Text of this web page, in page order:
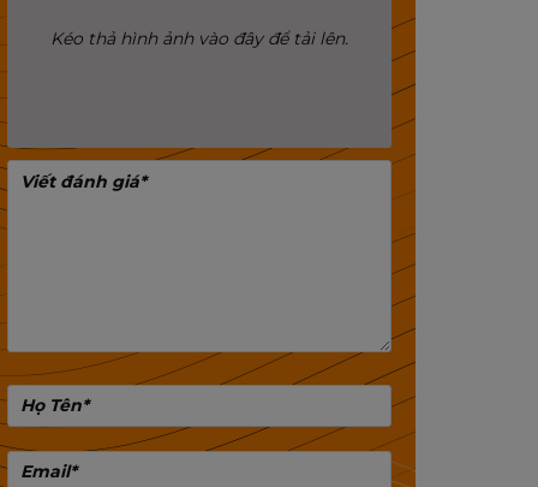
Kéo thả hình ảnh vào đây để tải lên.